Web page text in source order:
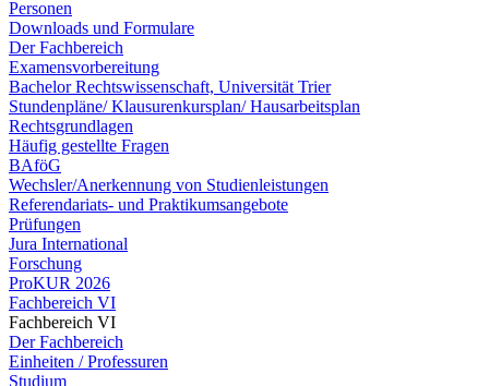
Personen
Downloads und Formulare
Der Fachbereich
Examensvorbereitung
Bachelor Rechtswissenschaft, Universität Trier
Stundenpläne/ Klausurenkursplan/ Hausarbeitsplan
Rechtsgrundlagen
Häufig gestellte Fragen
BAföG
Wechsler/Anerkennung von Studienleistungen
Referendariats- und Praktikumsangebote
Prüfungen
Jura International
Forschung
ProKUR 2026
Fachbereich VI
Fachbereich VI
Der Fachbereich
Einheiten / Professuren
Studium